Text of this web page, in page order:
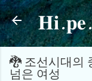
🐉 조선시대의
넘은 여성